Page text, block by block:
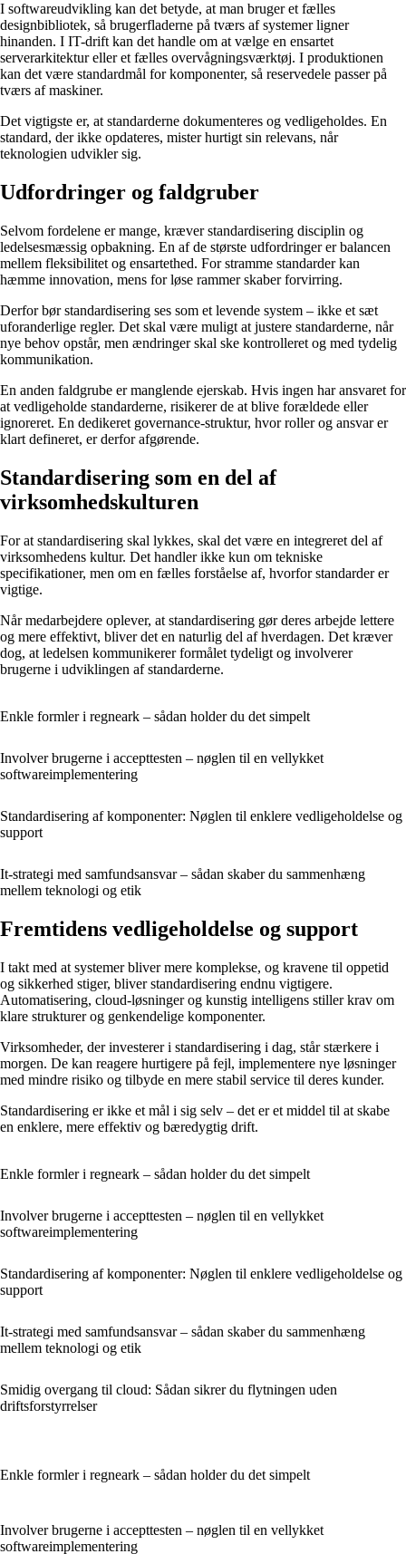
I softwareudvikling kan det betyde, at man bruger et fælles
designbibliotek, så brugerfladerne på tværs af systemer ligner
hinanden. I IT-drift kan det handle om at vælge en ensartet
serverarkitektur eller et fælles overvågningsværktøj. I produktionen
kan det være standardmål for komponenter, så reservedele passer på
tværs af maskiner.
Det vigtigste er, at standarderne dokumenteres og vedligeholdes. En
standard, der ikke opdateres, mister hurtigt sin relevans, når
teknologien udvikler sig.
Udfordringer og faldgruber
Selvom fordelene er mange, kræver standardisering disciplin og
ledelsesmæssig opbakning. En af de største udfordringer er balancen
mellem fleksibilitet og ensartethed. For stramme standarder kan
hæmme innovation, mens for løse rammer skaber forvirring.
Derfor bør standardisering ses som et levende system – ikke et sæt
uforanderlige regler. Det skal være muligt at justere standarderne, når
nye behov opstår, men ændringer skal ske kontrolleret og med tydelig
kommunikation.
En anden faldgrube er manglende ejerskab. Hvis ingen har ansvaret for
at vedligeholde standarderne, risikerer de at blive forældede eller
ignoreret. En dedikeret governance-struktur, hvor roller og ansvar er
klart defineret, er derfor afgørende.
Standardisering som en del af
virksomhedskulturen
For at standardisering skal lykkes, skal det være en integreret del af
virksomhedens kultur. Det handler ikke kun om tekniske
specifikationer, men om en fælles forståelse af, hvorfor standarder er
vigtige.
Når medarbejdere oplever, at standardisering gør deres arbejde lettere
og mere effektivt, bliver det en naturlig del af hverdagen. Det kræver
dog, at ledelsen kommunikerer formålet tydeligt og involverer
brugerne i udviklingen af standarderne.
Enkle formler i regneark – sådan holder du det simpelt
Involver brugerne i accepttesten – nøglen til en vellykket
softwareimplementering
Standardisering af komponenter: Nøglen til enklere vedligeholdelse og
support
It-strategi med samfundsansvar – sådan skaber du sammenhæng
mellem teknologi og etik
Fremtidens vedligeholdelse og support
I takt med at systemer bliver mere komplekse, og kravene til oppetid
og sikkerhed stiger, bliver standardisering endnu vigtigere.
Automatisering, cloud-løsninger og kunstig intelligens stiller krav om
klare strukturer og genkendelige komponenter.
Virksomheder, der investerer i standardisering i dag, står stærkere i
morgen. De kan reagere hurtigere på fejl, implementere nye løsninger
med mindre risiko og tilbyde en mere stabil service til deres kunder.
Standardisering er ikke et mål i sig selv – det er et middel til at skabe
en enklere, mere effektiv og bæredygtig drift.
Enkle formler i regneark – sådan holder du det simpelt
Involver brugerne i accepttesten – nøglen til en vellykket
softwareimplementering
Standardisering af komponenter: Nøglen til enklere vedligeholdelse og
support
It-strategi med samfundsansvar – sådan skaber du sammenhæng
mellem teknologi og etik
Smidig overgang til cloud: Sådan sikrer du flytningen uden
driftsforstyrrelser
Enkle formler i regneark – sådan holder du det simpelt
Involver brugerne i accepttesten – nøglen til en vellykket
softwareimplementering